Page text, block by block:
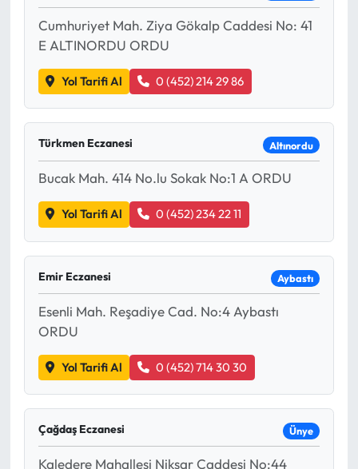
Cumhuriyet Mah. Ziya Gökalp Caddesi No: 41
E ALTINORDU ORDU
Yol Tarifi Al 0 (452) 214 29 86
Türkmen Eczanesi Altınordu
Bucak Mah. 414 No.lu Sokak No:1 A ORDU
Yol Tarifi Al 0 (452) 234 22 11
Emir Eczanesi Aybastı
Esenli Mah. Reşadiye Cad. No:4 Aybastı
ORDU
Yol Tarifi Al 0 (452) 714 30 30
Çağdaş Eczanesi Ünye
Kaledere Mahallesi Niksar Caddesi No:44